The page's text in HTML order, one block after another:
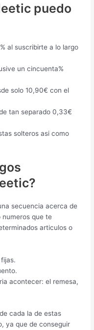
puedo
al suscribirte a lo largo
un cincuenta%
solo 10,90€ con el
tan separado 0,33€
solteros asi­ como
secuencia acerca de
numeros que te
articulos o
acontecer: el remesa,
cada la de estas
ya que de conseguir